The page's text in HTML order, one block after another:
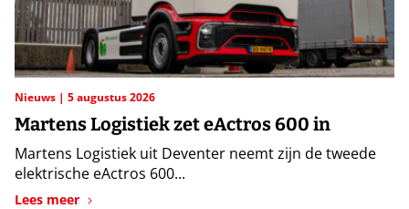
Nieuws 5 augustus 2026
Martens Logistiek zet eActros 600 in
Martens Logistiek uit Deventer neemt zijn de tweede
elektrische eActros 600...
Lees meer